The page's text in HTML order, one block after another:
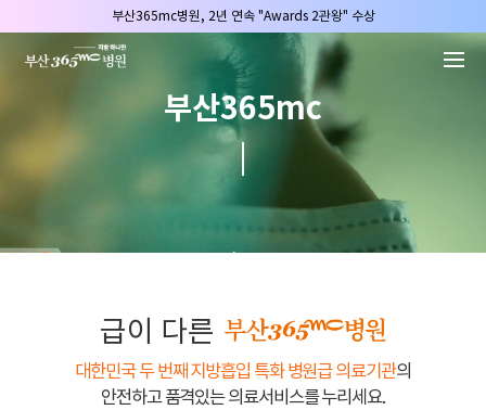
부산365mc병원, 2년 연속 "Awards 2관왕" 수상
2025 "부산365mc 보건복지부 장관상" 수상!
부산365mc병원, 8/15(토) 광복절 정상진료
부산365mc병원, 2년 연속 "Awards 2관왕" 수상
2025 "부산365mc 보건복지부 장관상" 수상!
부산365mc
급이 다른
대한민국 두 번째 지방흡입 특화 병원급 의료기관의
안전하고 품격있는 의료서비스를 누리세요.